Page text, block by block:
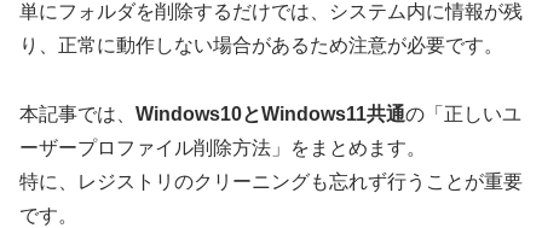
単にフォルダを削除するだけでは、システム内に情報が残
り、正常に動作しない場合があるため注意が必要です。
本記事では、 Windows10とWindows11共通の「正しいユ
ーザープロファイル削除方法」をまとめます。
特に、レジストリのクリーニングも忘れず行うことが重要
です。